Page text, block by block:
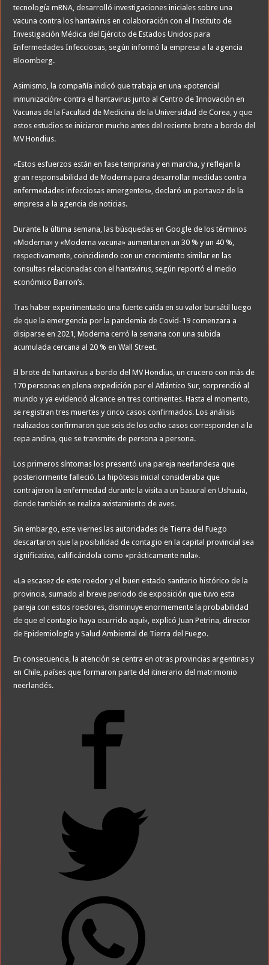
tecnología mRNA, desarrolló investigaciones iniciales sobre una
vacuna contra los hantavirus en colaboración con el Instituto de
Investigación Médica del Ejército de Estados Unidos para
Enfermedades Infecciosas, según informó la empresa a la agencia
Bloomberg.
Asimismo, la compañía indicó que trabaja en una «potencial
inmunización» contra el hantavirus junto al Centro de Innovación en
Vacunas de la Facultad de Medicina de la Universidad de Corea, y que
estos estudios se iniciaron mucho antes del reciente brote a bordo del
MV Hondius.
«Estos esfuerzos están en fase temprana y en marcha, y reflejan la
gran responsabilidad de Moderna para desarrollar medidas contra
enfermedades infecciosas emergentes», declaró un portavoz de la
empresa a la agencia de noticias.
Durante la última semana, las búsquedas en Google de los términos
«Moderna» y «Moderna vacuna» aumentaron un 30 % y un 40 %,
respectivamente, coincidiendo con un crecimiento similar en las
consultas relacionadas con el hantavirus, según reportó el medio
económico Barron’s.
Tras haber experimentado una fuerte caída en su valor bursátil luego
de que la emergencia por la pandemia de Covid-19 comenzara a
disiparse en 2021, Moderna cerró la semana con una subida
acumulada cercana al 20 % en Wall Street.
El brote de hantavirus a bordo del MV Hondius, un crucero con más de
170 personas en plena expedición por el Atlántico Sur, sorprendió al
mundo y ya evidenció alcance en tres continentes. Hasta el momento,
se registran tres muertes y cinco casos confirmados. Los análisis
realizados confirmaron que seis de los ocho casos corresponden a la
cepa andina, que se transmite de persona a persona.
Los primeros síntomas los presentó una pareja neerlandesa que
posteriormente falleció. La hipótesis inicial consideraba que
contrajeron la enfermedad durante la visita a un basural en Ushuaia,
donde también se realiza avistamiento de aves.
Sin embargo, este viernes las autoridades de Tierra del Fuego
descartaron que la posibilidad de contagio en la capital provincial sea
significativa, calificándola como «prácticamente nula».
«La escasez de este roedor y el buen estado sanitario histórico de la
provincia, sumado al breve periodo de exposición que tuvo esta
pareja con estos roedores, disminuye enormemente la probabilidad
de que el contagio haya ocurrido aquí», explicó Juan Petrina, director
de Epidemiología y Salud Ambiental de Tierra del Fuego.
En consecuencia, la atención se centra en otras provincias argentinas y
en Chile, países que formaron parte del itinerario del matrimonio
neerlandés.